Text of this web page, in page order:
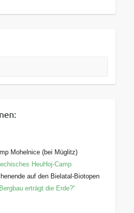
Mohelnice (bei Müglitz)
HeuHoj-Camp
auf den Bielatal-Biotopen
erträgt die Erde?“